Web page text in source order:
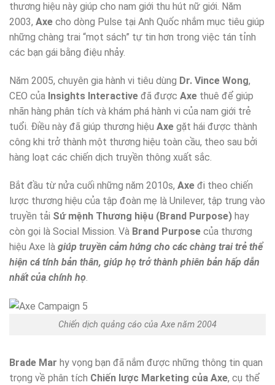
thương hiệu này giúp cho nam giới thu hút nữ giới. Năm
2003, Axe cho dòng Pulse tại Anh Quốc nhắm mục tiêu giúp
những chàng trai “mọt sách” tự tin hơn trong việc tán tỉnh
các bạn gái bằng điệu nhảy.
Năm 2005, chuyên gia hành vi tiêu dùng Dr. Vince Wong,
CEO của Insights Interactive đã được Axe thuê để giúp
nhãn hàng phân tích và khám phá hành vi của nam giới trẻ
tuổi. Điều này đã giúp thương hiệu Axe gặt hái được thành
công khi trở thành một thương hiệu toàn cầu, theo sau bởi
hàng loạt các chiến dịch truyền thông xuất sắc.
Bắt đầu từ nửa cuối những năm 2010s, Axe đi theo chiến
lược thương hiệu của tập đoàn mẹ là Unilever, tập trung vào
truyền tải Sứ mệnh Thương hiệu (Brand Purpose) hay
còn gọi là Social Mission. Và Brand Purpose của thương
hiệu Axe là giúp truyền cảm hứng cho các chàng trai trẻ thể
hiện cá tính bản thân, giúp họ trở thành phiên bản hấp dẫn
nhất của chính họ.
Chiến dịch quảng cáo của Axe năm 2004
Brade Mar hy vọng bạn đã nắm được những thông tin quan
trọng về phân tích Chiến lược Marketing của Axe, cụ thể